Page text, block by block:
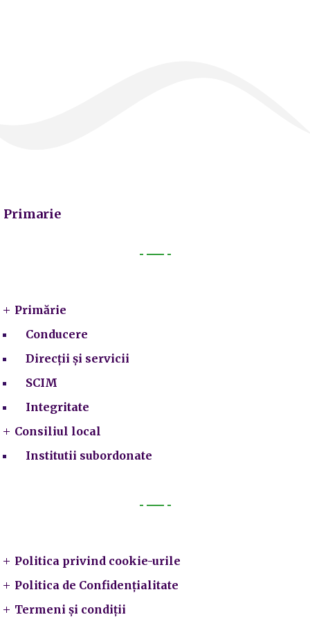
Primarie
Primărie
Conducere
Direcții și servicii
SCIM
Integritate
Consiliul local
Institutii subordonate
Politica privind cookie-urile
Politica de Confidențialitate
Termeni și condiții